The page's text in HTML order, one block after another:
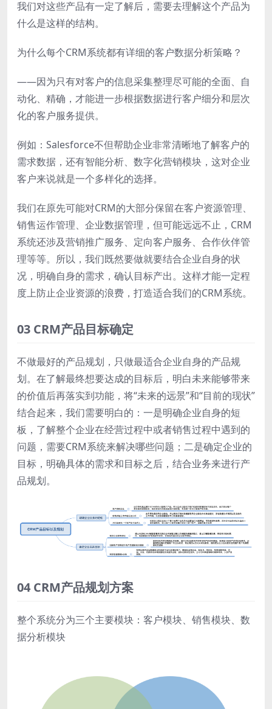
我们对这些产品有一定了解后，需要去理解这个产品为
什么是这样的结构。
为什么每个CRM系统都有详细的客户数据分析策略？
——因为只有对客户的信息采集整理尽可能的全面、自
动化、精确，才能进一步根据数据进行客户细分和层次
化的客户服务提供。
例如：Salesforce不但帮助企业非常清晰地了解客户的
需求数据，还有智能分析、数字化营销模块，这对企业
客户来说就是一个多样化的选择。
我们在原先可能对CRM的大部分保留在客户资源管理、
销售运作管理、企业数据管理，但可能远远不止，CRM
系统还涉及营销推广服务、定向客户服务、合作伙伴管
理等等。所以，我们既然要做就要结合企业自身的状
况，明确自身的需求，确认目标产出。这样才能一定程
度上防止企业资源的浪费，打造适合我们的CRM系统。
03 CRM产品目标确定
不做最好的产品规划，只做最适合企业自身的产品规
划。在了解最终想要达成的目标后，明白未来能够带来
的价值后再落实到功能，将“未来的远景”和“目前的现状”
结合起来，我们需要明白的：一是明确企业自身的短
板，了解整个企业在经营过程中或者销售过程中遇到的
问题，需要CRM系统来解决哪些问题；二是确定企业的
目标，明确具体的需求和目标之后，结合业务来进行产
品规划。
04 CRM产品规划方案
整个系统分为三个主要模块：客户模块、销售模块、数
据分析模块